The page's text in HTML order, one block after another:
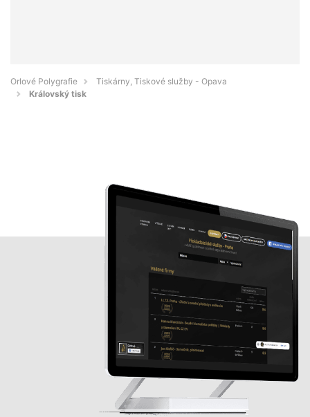
Orlové Polygrafie
Tiskárny, Tiskové služby - Opava
Královský tisk